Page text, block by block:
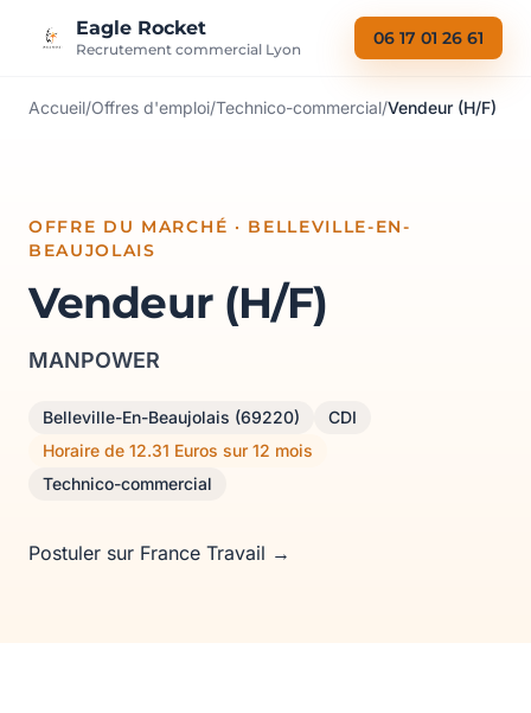
Eagle Rocket
Recrutement commercial Lyon
06 17 01 26 61
Accueil/Offres d'emploi/Technico-commercial/Vendeur (H/F)
OFFRE DU MARCHÉ · BELLEVILLE-EN-
BEAUJOLAIS
Vendeur (H/F)
MANPOWER
Belleville-En-Beaujolais (69220)
CDI
Horaire de 12.31 Euros sur 12 mois
Technico-commercial
Postuler sur France Travail →